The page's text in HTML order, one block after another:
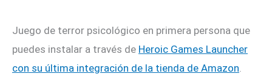
Juego de terror psicológico en primera persona que
puedes instalar a través de Heroic Games Launcher
con su última integración de la tienda de Amazon.